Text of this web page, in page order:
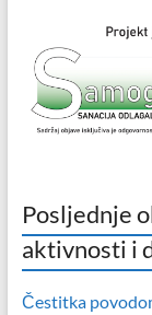
Posljednje
aktivnosti i
Čestitka